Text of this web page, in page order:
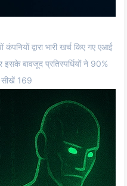
द्वारा भारी खर्च किए गए एआई
बावजूद प्रतिस्पर्धियों ने 90%
सीखें 169